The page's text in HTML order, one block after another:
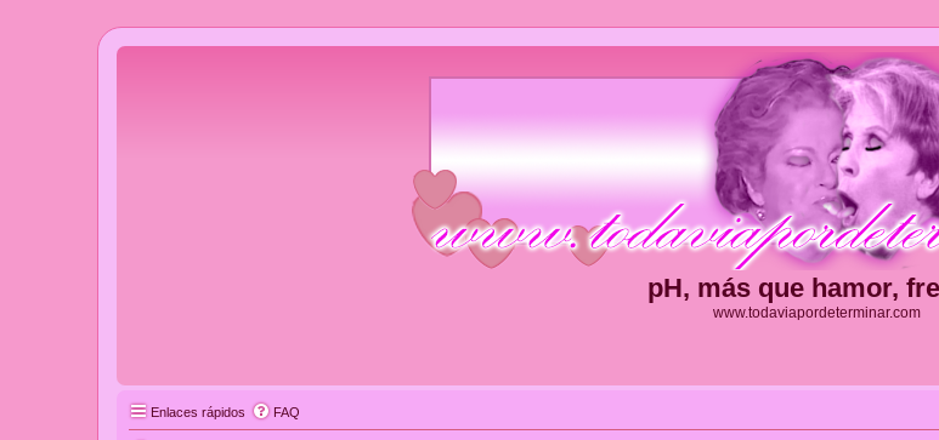
pH, más que hamor,
www.todaviapordeterminar.com
Enlaces rápidos FAQ